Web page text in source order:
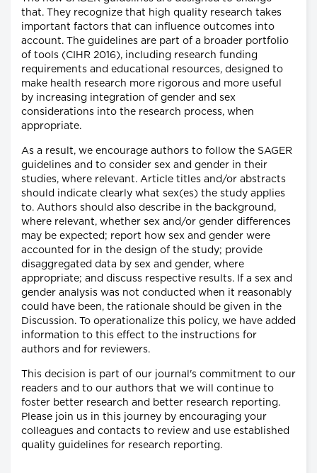
that. They recognize that high quality research takes
important factors that can influence outcomes into
account. The guidelines are part of a broader portfolio
of tools (CIHR 2016), including research funding
requirements and educational resources, designed to
make health research more rigorous and more useful
by increasing integration of gender and sex
considerations into the research process, when
appropriate.
As a result, we encourage authors to follow the SAGER
guidelines and to consider sex and gender in their
studies, where relevant. Article titles and/or abstracts
should indicate clearly what sex(es) the study applies
to. Authors should also describe in the background,
where relevant, whether sex and/or gender differences
may be expected; report how sex and gender were
accounted for in the design of the study; provide
disaggregated data by sex and gender, where
appropriate; and discuss respective results. If a sex and
gender analysis was not conducted when it reasonably
could have been, the rationale should be given in the
Discussion. To operationalize this policy, we have added
information to this effect to the instructions for
authors and for reviewers.
This decision is part of our journal's commitment to our
readers and to our authors that we will continue to
foster better research and better research reporting.
Please join us in this journey by encouraging your
colleagues and contacts to review and use established
quality guidelines for research reporting.